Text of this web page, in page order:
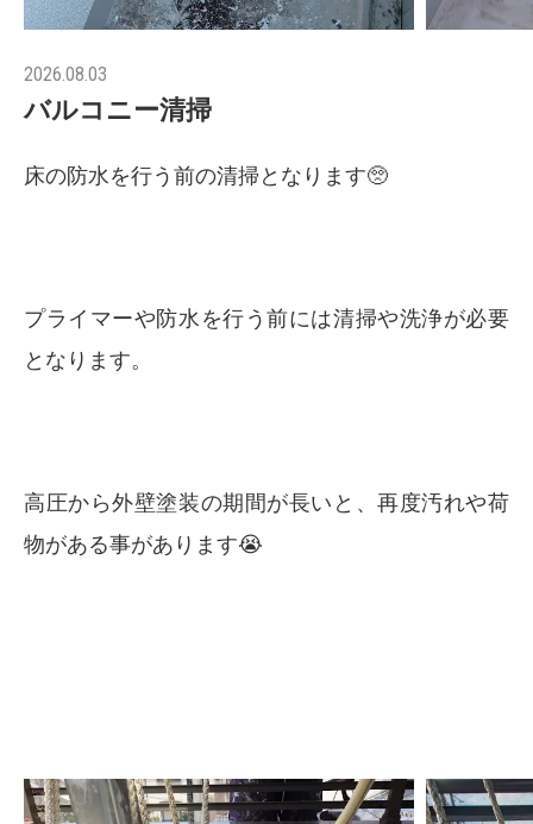
2026.08.03
バルコニー清掃
床の防水を行う前の清掃となります🥺
プライマーや防水を行う前には清掃や洗浄が必要
となります。
高圧から外壁塗装の期間が長いと、再度汚れや荷
物がある事があります😭